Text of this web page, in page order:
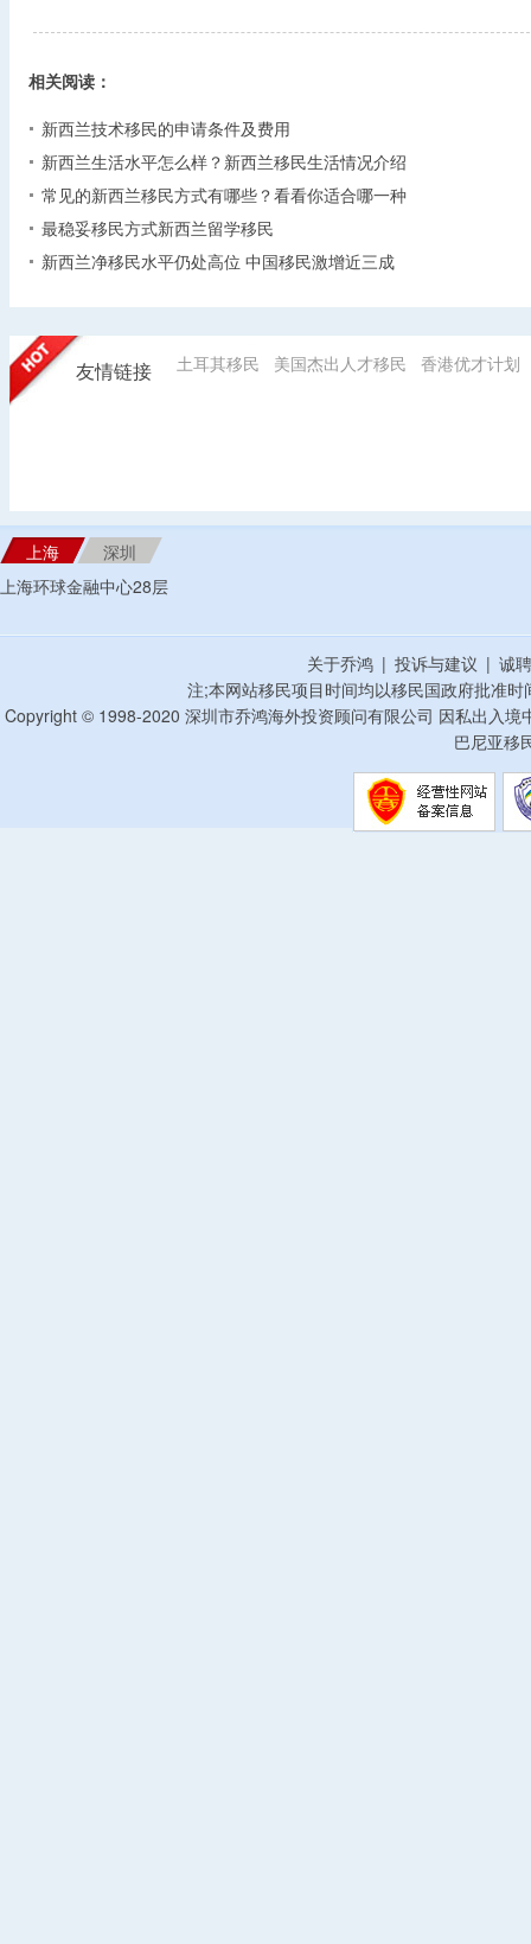
相关阅读：
新西兰技术移民的申请条件及费用
新西兰生活水平怎么样？新西兰移民生活情况介绍
常见的新西兰移民方式有哪些？看看你适合哪一种
最稳妥移民方式新西兰留学移民
新西兰净移民水平仍处高位 中国移民激增近三成
友情链接 土耳其移民 美国杰出人才移民 香港优才计划
上海
深圳
上海环球金融中心28层
关于乔鸿 | 投诉与建议 | 诚
注;本网站移民项目时间均以移民国政府批准
Copyright © 1998-2020 深圳市乔鸿海外投资顾问有限公司 因私出入
巴尼亚移